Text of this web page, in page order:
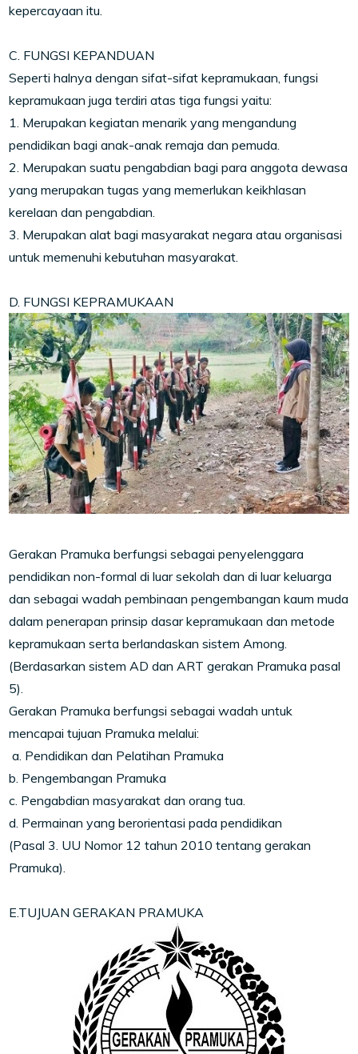
kepercayaan itu.
C. FUNGSI KEPANDUAN
Seperti halnya dengan sifat-sifat kepramukaan, fungsi
kepramukaan juga terdiri atas tiga fungsi yaitu:
1. Merupakan kegiatan menarik yang mengandung
pendidikan bagi anak-anak remaja dan pemuda.
2. Merupakan suatu pengabdian bagi para anggota dewasa
yang merupakan tugas yang memerlukan keikhlasan
kerelaan dan pengabdian.
3. Merupakan alat bagi masyarakat negara atau organisasi
untuk memenuhi kebutuhan masyarakat.
D. FUNGSI KEPRAMUKAAN
Gerakan Pramuka berfungsi sebagai penyelenggara
pendidikan non-formal di luar sekolah dan di luar keluarga
dan sebagai wadah pembinaan pengembangan kaum muda
dalam penerapan prinsip dasar kepramukaan dan metode
kepramukaan serta berlandaskan sistem Among.
(Berdasarkan sistem AD dan ART gerakan Pramuka pasal
5).
Gerakan Pramuka berfungsi sebagai wadah untuk
mencapai tujuan Pramuka melalui:
a. Pendidikan dan Pelatihan Pramuka
b. Pengembangan Pramuka
c. Pengabdian masyarakat dan orang tua.
d. Permainan yang berorientasi pada pendidikan
(Pasal 3. UU Nomor 12 tahun 2010 tentang gerakan
Pramuka).
E.TUJUAN GERAKAN PRAMUKA